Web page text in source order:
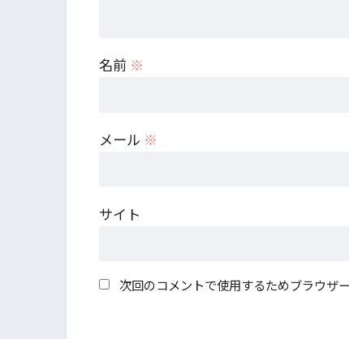
名前 ※
メール ※
サイト
次回のコメントで使用するためブラウザ